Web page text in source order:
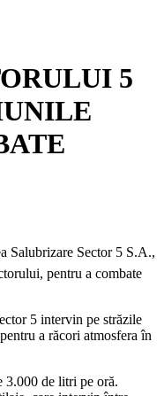
5
Salubrizare Sector 5 S.A.,
pentru a combate
5 intervin pe străzile
a răcori atmosfera în
3.000 de litri pe oră.